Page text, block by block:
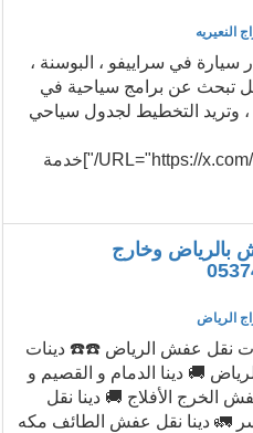
النعيريه
سيارة في سراييفو ، البوسنة ،
تبحث عن برامج سياحية في
، وتريد التخطيط لجدول سياحي
[URL="https://x.com/cardriverbosnia/"]خدمة
بالرياض وخارج
الرياض
نقل عفش الرياض ☎️☎️ دينات
🚚 دينا الدمام و القصيم و
الخرج الأفلاج 🚚 دينا نقل
🚛 دينا نقل عفش الطائف مكه